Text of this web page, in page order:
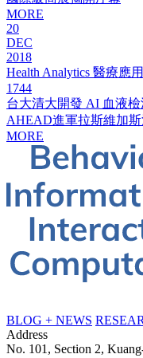
MORE
20
DEC
2018
Health Analytics 醫療應用
1744
台大清大開發 AI 血液
AHEAD進軍拉斯維加
MORE
BLOG + NEWS
Address
No. 101, Section 2,